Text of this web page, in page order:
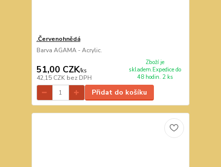
.Červenohnědá
Barva AGAMA - Acrylic.
51,00 CZK/ks
42,15 CZK bez DPH
Zboží je
skladem.Expedice do
48 hodin. 2 ks
Přidat do košíku